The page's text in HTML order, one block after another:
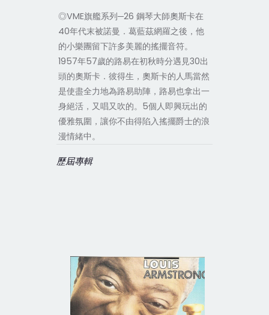
◎VME旗艦系列─26 鋼琴大師奧斯卡在
40年代末被諾曼．葛藍茲網羅之後，他
的小樂團留下許多美麗的搖擺音符。
1957年57歲的路易在初秋時分遇見30出
頭的奧斯卡．彼得生，奧斯卡的人馬當然
是使盡全力地為路易助陣，路易也拿出一
身絕活，又唱又吹的。5個人即興玩出的
優雅氛圍，讓你不由得陷入搖擺爵士的浪
漫情緒中。
歷屆專輯